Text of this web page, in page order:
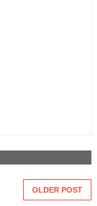
OLDER POST